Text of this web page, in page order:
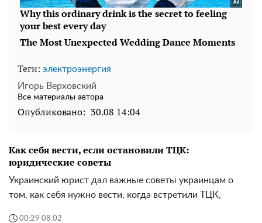
Теги: электроэнергия
Игорь Верховский
Все материалы автора
Опубликовано: 30.08 14:04
Как себя вести, если остановили ТЦК:
юридические советы
Украинский юрист дал важные советы украинцам о
том, как себя нужно вести, когда встретили ТЦК,
00:29 08.02